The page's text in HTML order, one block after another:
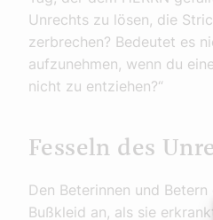
Unrechts zu lösen, die
zerbrechen? Bedeutet es
aufzunehmen, wenn du
nicht zu entziehen?“
Fesseln des
Den Beterinnen und
Bußkleid an, als sie